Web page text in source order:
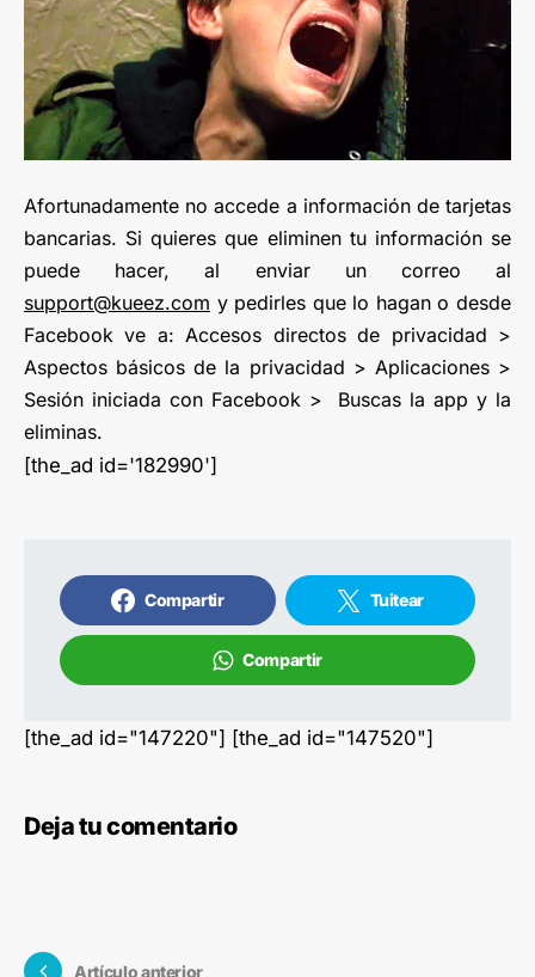
Afortunadamente no accede a información de tarjetas
bancarias. Si quieres que eliminen tu información se
puede hacer, al enviar un correo al
support@kueez.com y pedirles que lo hagan o desde
Facebook ve a: Accesos directos de privacidad >
Aspectos básicos de la privacidad > Aplicaciones >
Sesión iniciada con Facebook > Buscas la app y la
eliminas.
[the_ad id='182990']
Compartir Tuitear
Compartir
[the_ad id="147220"] [the_ad id="147520"]
Deja tu comentario
Artículo anterior